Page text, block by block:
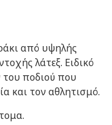
από υψηλής
λάτεξ. Ειδικό
ποδιού που
και τον αθλητισμό.